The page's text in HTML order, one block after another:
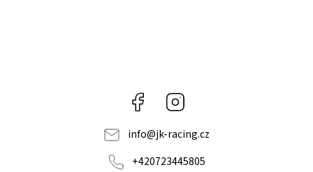
Facebook
info@jk-racing.cz
+420723445805